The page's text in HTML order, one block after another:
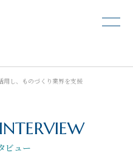
用し、ものづくり業界を支援
ビュー